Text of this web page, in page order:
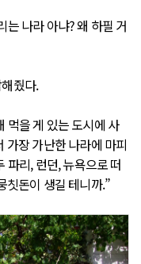
는 나라 아냐? 왜 하필 거
줬다.
먹을 게 있는 도시에 사
가장 가난한 나라에 마피
리, 런던, 뉴욕으로 떠
칫돈이 생길 테니까.”